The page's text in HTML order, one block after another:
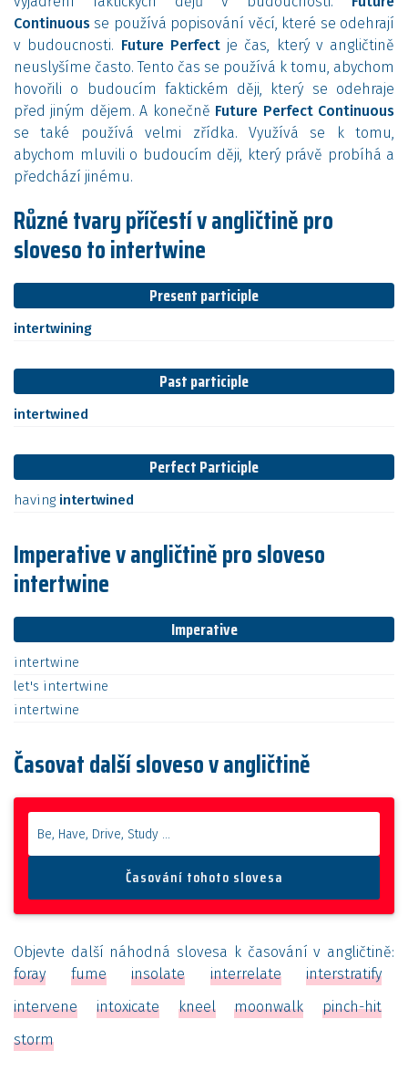
Continuous se používá popisování věcí, které se odehrají
v budoucnosti. Future Perfectje čas, který v angličtině
neuslyšíme často. Tento čas se používá k tomu, abychom
hovořili o budoucím faktickém ději, který se odehraje
před jiným dějem. A konečně Future Perfect Continuous
se také používá velmi zřídka. Využívá se k tomu,
abychom mluvili o budoucím ději, který právě probíhá a
předchází jinému.
Různé tvary příčestí v angličtině pro
sloveso to intertwine
Present participle
intertwining
Past participle
intertwined
Perfect Participle
having intertwined
Imperative v angličtině pro sloveso
intertwine
Imperative
intertwine
let's intertwine
intertwine
Časovat další sloveso v angličtině
Objevte další náhodná slovesa k časování v angličtině:
foray
fume insolate interrelate
interstratify
intervene
intoxicate kneel moonwalk
pinch-hit
storm